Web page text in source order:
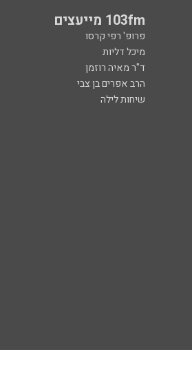
103fm מייעצים
פרופ' רפי קרסו
מיכל דליות
ד"ר מאיה רוזמן
הרב אפרים בן צבי
שיחות לילה